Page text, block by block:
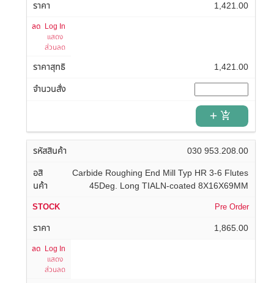
1,421.00
Log In
แสดง
ส่วนลด
1,421.00
add_shopping_cart
030 953.208.00
Carbide Roughing End Mill Typ HR 3-6 Flutes
45Deg. Long TIALN-coated 8X16X69MM
Pre Order
1,865.00
Log In
แสดง
ส่วนลด